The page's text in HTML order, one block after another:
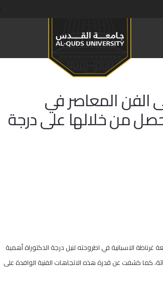
الفن المعاصر في
من خلالها على درجة
الاسبانية في اطروحته لنيل درجة الدكتوراة أهمية
كما كشفت عن قدرة هذه الاتجاهات الفنية الوافدة على